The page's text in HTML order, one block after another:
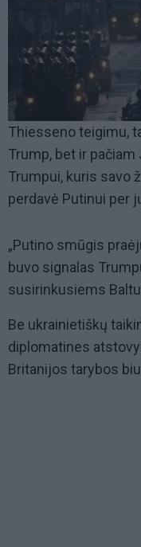
Thiesseno teigimu,
Trump, bet ir
Trumpui, kuris savo
perdavė Putinui per
„Putino smūgis
buvo signalas
susirinkusiems
Be ukrainietiškų
diplomatines
Britanijos tarybos